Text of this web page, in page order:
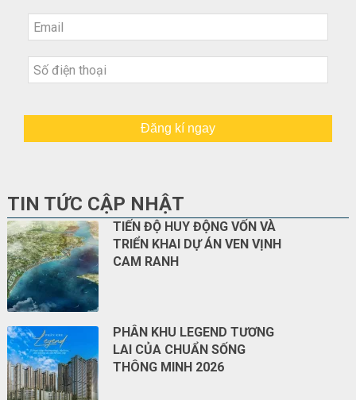
Đăng kí ngay
TIN TỨC CẬP NHẬT
TIẾN ĐỘ HUY ĐỘNG VỐN VÀ
TRIỂN KHAI DỰ ÁN VEN VỊNH
CAM RANH
PHÂN KHU LEGEND TƯƠNG
LAI CỦA CHUẨN SỐNG
THÔNG MINH 2026